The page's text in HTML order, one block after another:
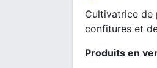
Cultivatrice de
confitures et
Produits en